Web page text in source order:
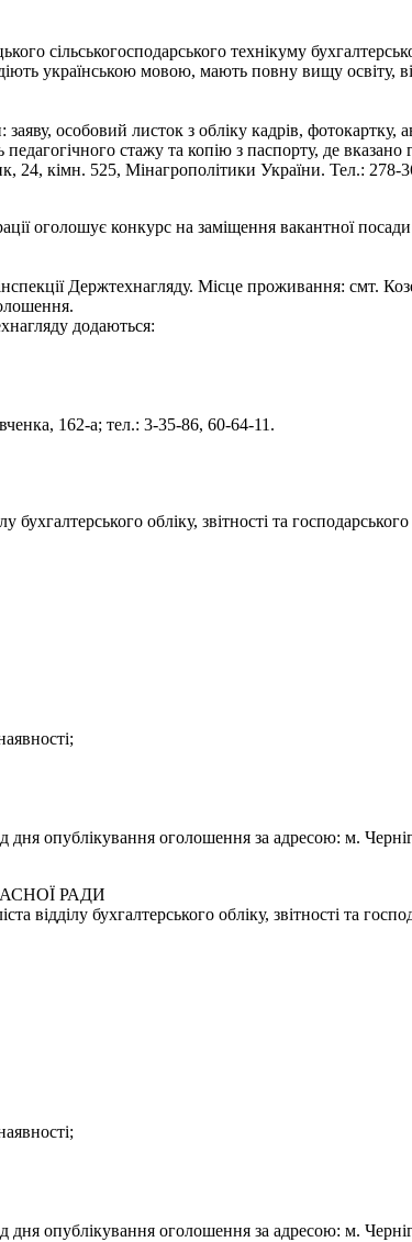
сільськогосподарського технікуму
українською мовою, мають повну вищу освіту,
особовий листок з обліку кадрів, фотокартку,
стажу та копію з паспорту, де
кімн. 525, Мінагрополітики України. Тел.: 278-
оголошує конкурс на заміщення вакантної
Держтехнагляду. Місце проживання: смт.
додаються:
162-а; тел.: 3-35-86, 60-64-11.
обліку, звітності та
опублікування оголошення за адресою: м.
РАДИ
відділу бухгалтерського обліку, звітності та
опублікування оголошення за адресою: м.